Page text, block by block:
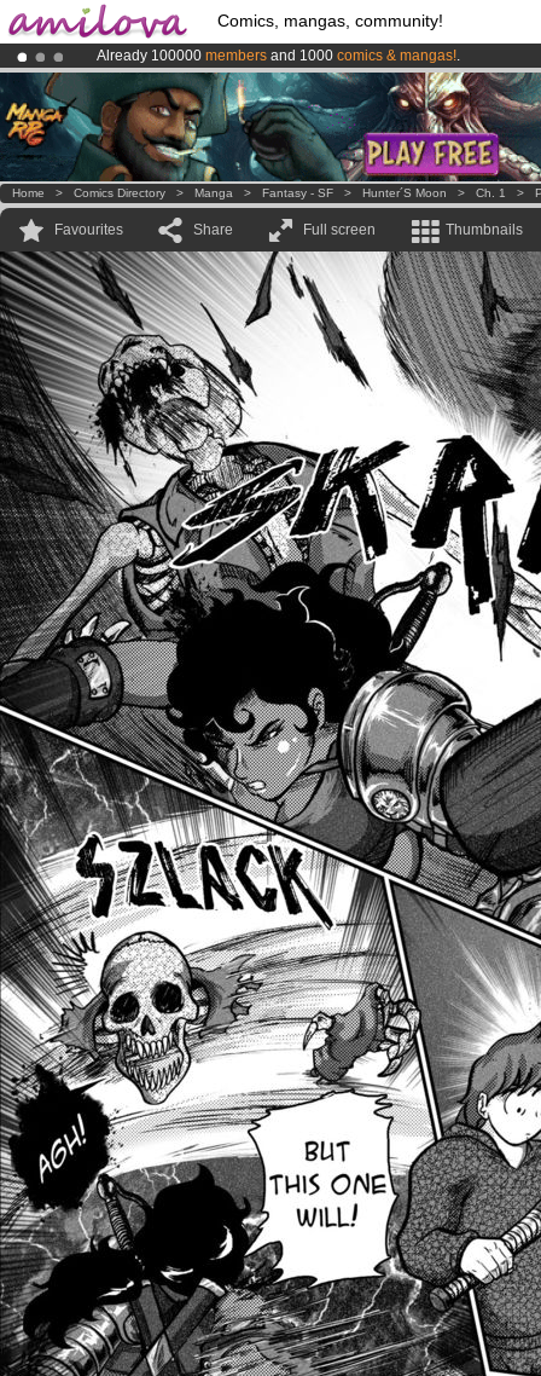
Comics, mangas, community!
Already 100000 members and 1000 comics & mangas!.
Premium membership from3.95 eurosper month !Get membership
AmilovaKickstarter is now LIVE!.
Home > Comics Directory > Manga > Fantasy - SF > Hunter´s Moon > Ch. 1 >
Favourites Share Full screen Thumbnails